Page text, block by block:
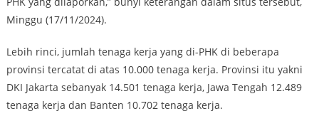
Minggu (17/11/2024).
Lebih rinci, jumlah tenaga kerja yang di-PHK di beberapa
provinsi tercatat di atas 10.000 tenaga kerja. Provinsi itu yakni
DKI Jakarta sebanyak 14.501 tenaga kerja, Jawa Tengah 12.489
tenaga kerja dan Banten 10.702 tenaga kerja.